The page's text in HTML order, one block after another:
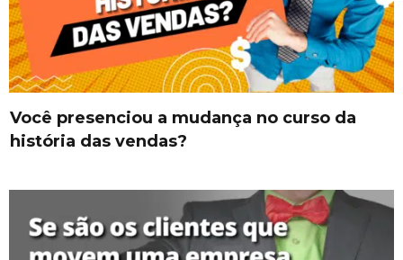
Você presenciou a mudança no curso da
história das vendas?